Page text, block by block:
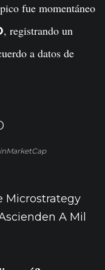
fue momentáneo
, registrando un
a datos de
Microstrategy
A Mil